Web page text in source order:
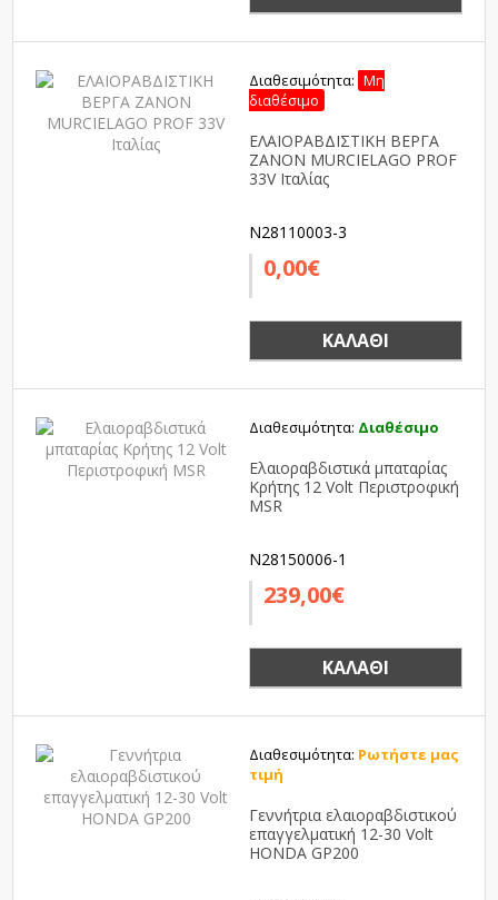
Διαθεσιμότητα: Μη
διαθέσιμο
ΕΛΑΙΟΡΑΒΔΙΣΤΙΚΗ ΒΕΡΓΑ
ZANON MURCIELAGO PROF
33V Ιταλίας
N28110003-3
0,00€
ΚΑΛΆΘΙ
Διαθεσιμότητα: Διαθέσιμο
Ελαιοραβδιστικά μπαταρίας
Κρήτης 12 Volt Περιστροφική
MSR
N28150006-1
239,00€
ΚΑΛΆΘΙ
Διαθεσιμότητα: Ρωτήστε μας
τιμή
Γεννήτρια ελαιοραβδιστικού
επαγγελματική 12-30 Volt
HONDA GP200